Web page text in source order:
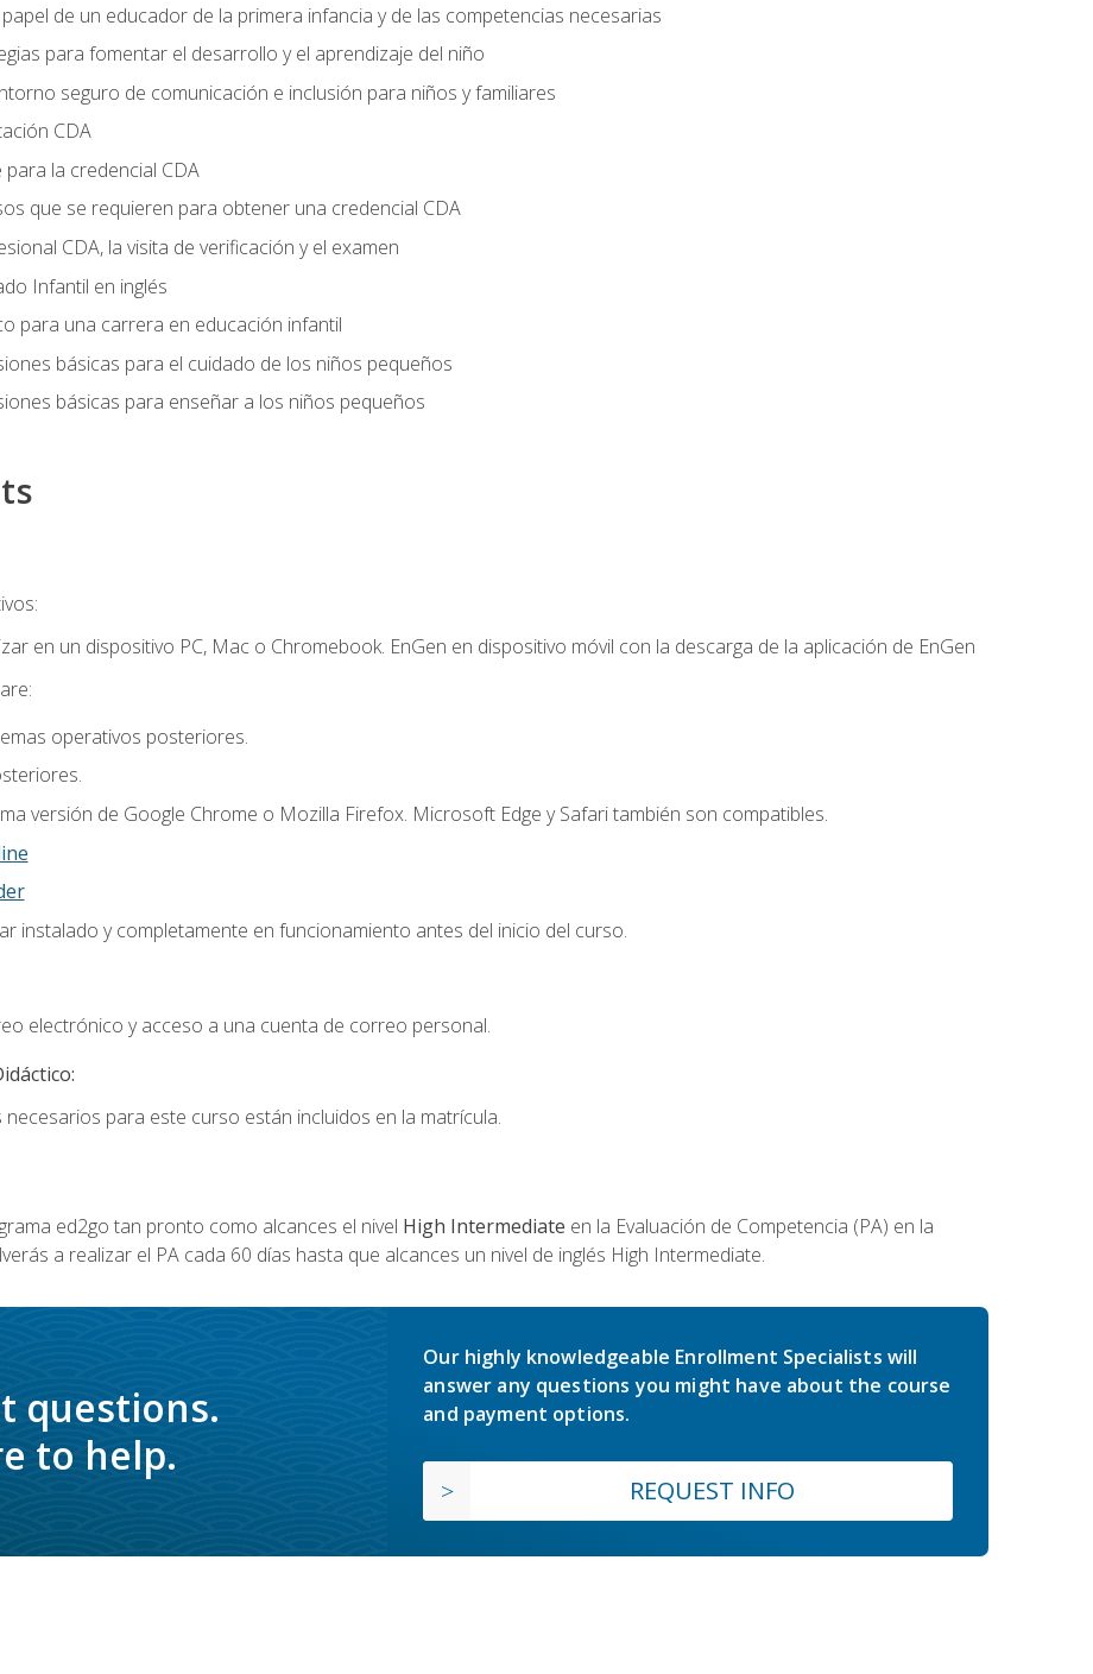
de un educador de la primera infancia y de las competencias necesarias
para fomentar el desarrollo y el aprendizaje del niño
seguro de comunicación e inclusión para niños y familiares
CDA
la credencial CDA
que se requieren para obtener una credencial CDA
CDA, la visita de verificación y el examen
Infantil en inglés
para una carrera en educación infantil
básicas para el cuidado de los niños pequeños
básicas para enseñar a los niños pequeños
en un dispositivo PC, Mac o Chromebook. EnGen en dispositivo móvil con la descarga de la aplicación de EnGen
operativos posteriores.
versión de Google Chrome o Mozilla Firefox. Microsoft Edge y Safari también son compatibles.
instalado y completamente en funcionamiento antes del inicio del curso.
electrónico y acceso a una cuenta de correo personal.
para este curso están incluidos en la matrícula.
ed2go tan pronto como alcances el nivel High Intermediate en la Evaluación de Competencia (PA) en la
a realizar el PA cada 60 días hasta que alcances un nivel de inglés High Intermediate.
questions.
to help.
Our highly knowledgeable Enrollment Specialists will
answer any questions you might have about the course
and payment options.
REQUEST INFO